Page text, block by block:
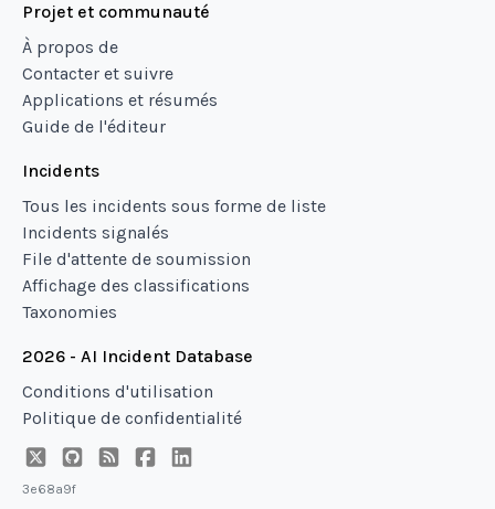
Projet et communauté
À propos de
Contacter et suivre
Applications et résumés
Guide de l'éditeur
Incidents
Tous les incidents sous forme de liste
Incidents signalés
File d'attente de soumission
Affichage des classifications
Taxonomies
2026 - AI Incident Database
Conditions d'utilisation
Politique de confidentialité
3e68a9f